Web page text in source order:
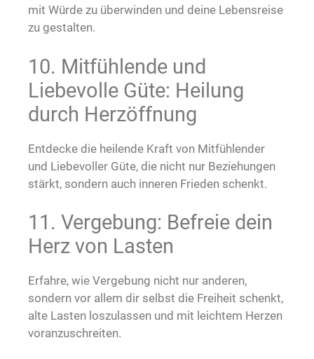
mit Würde zu überwinden und deine Lebensreise
zu gestalten.
10. Mitfühlende und
Liebevolle Güte: Heilung
durch Herzöffnung
Entdecke die heilende Kraft von Mitfühlender
und Liebevoller Güte, die nicht nur Beziehungen
stärkt, sondern auch inneren Frieden schenkt.
11. Vergebung: Befreie dein
Herz von Lasten
Erfahre, wie Vergebung nicht nur anderen,
sondern vor allem dir selbst die Freiheit schenkt,
alte Lasten loszulassen und mit leichtem Herzen
voranzuschreiten.